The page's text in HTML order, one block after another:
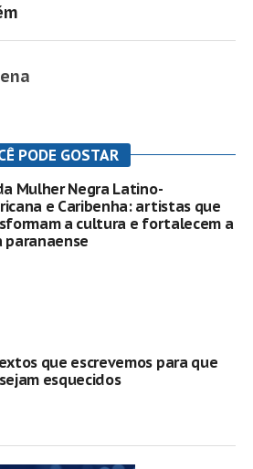
PODE GOSTAR
Mulher Negra Latino-
e Caribenha: artistas que
a cultura e fortalecem a
paranaense
que escrevemos para que
esquecidos